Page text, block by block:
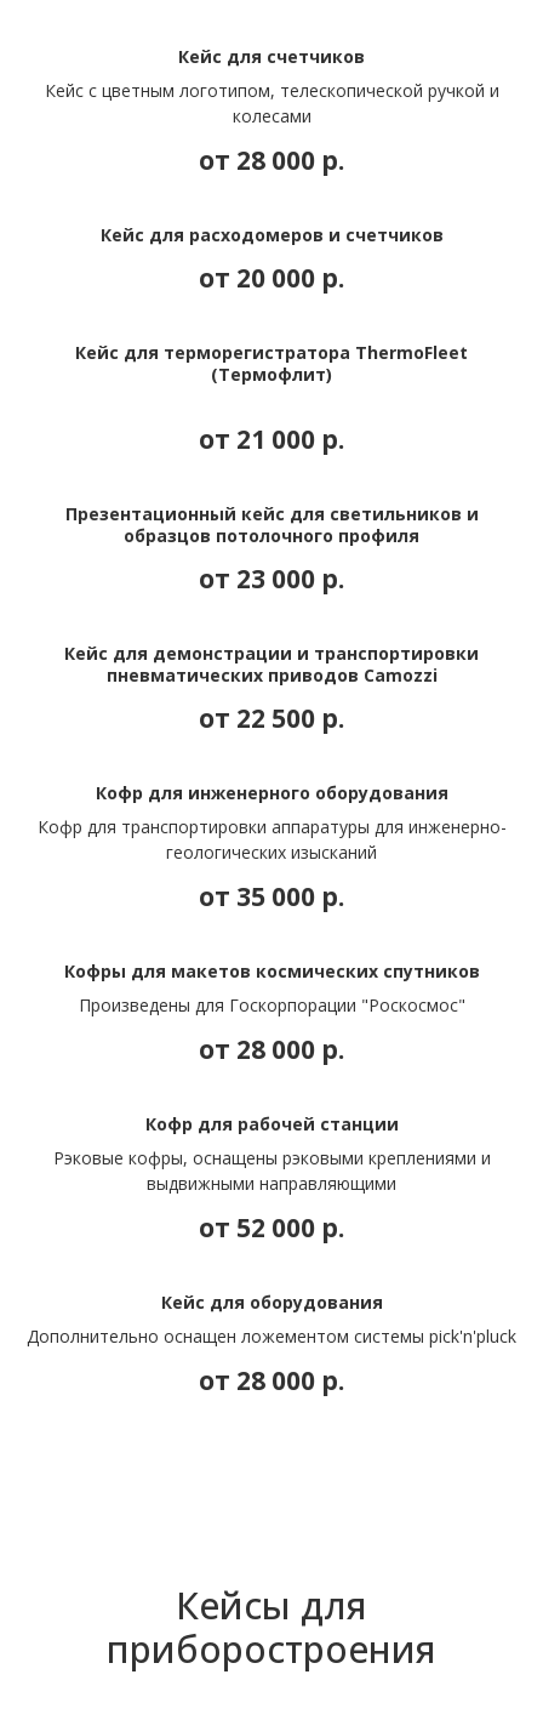
Кейс для счетчиков
Кейс с цветным логотипом, телескопической ручкой и
колесами
от 28 000 р.
Кейс для расходомеров и счетчиков
от 20 000 р.
Кейс для терморегистратора ThermoFleet
(Термофлит)
от 21 000 р.
Презентационный кейс для светильников и
образцов потолочного профиля
от 23 000 р.
Кейс для демонстрации и транспортировки
пневматических приводов Camozzi
от 22 500 р.
Кофр для инженерного оборудования
Кофр для транспортировки аппаратуры для инженерно-
геологических изысканий
от 35 000 р.
Кофры для макетов космических спутников
Произведены для Госкорпорации "Роскосмос"
от 28 000 р.
Кофр для рабочей станции
Рэковые кофры, оснащены рэковыми креплениями и
выдвижными направляющими
от 52 000 р.
Кейс для оборудования
Дополнительно оснащен ложементом системы pick'n'pluck
от 28 000 р.
Кейсы для
приборостроения